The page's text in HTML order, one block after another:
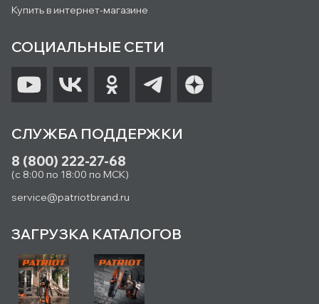
Купить в интернет-магазине
СОЦИАЛЬНЫЕ СЕТИ
СЛУЖБА ПОДДЕРЖКИ
8 (800) 222-27-68
(с 8:00 по 18:00 по МСК)
service@patriotbrand.ru
ЗАГРУЗКА КАТАЛОГОВ